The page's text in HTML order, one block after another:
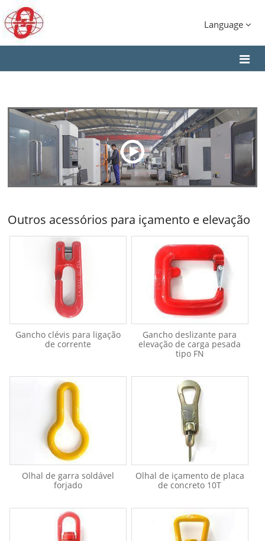
Language
Outros acessórios para içamento e elevação
Gancho clévis para ligação
de corrente
Gancho deslizante para
elevação de carga pesada
tipo FN
Olhal de garra soldável
forjado
Olhal de içamento de placa
de concreto 10T